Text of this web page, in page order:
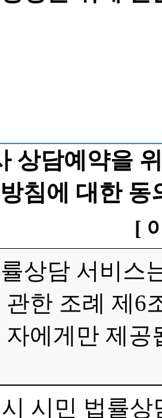
상담예약을
침에 대한 동
[
상담 서비스
관한 조례 제6
자에게만 제공
시민 법률